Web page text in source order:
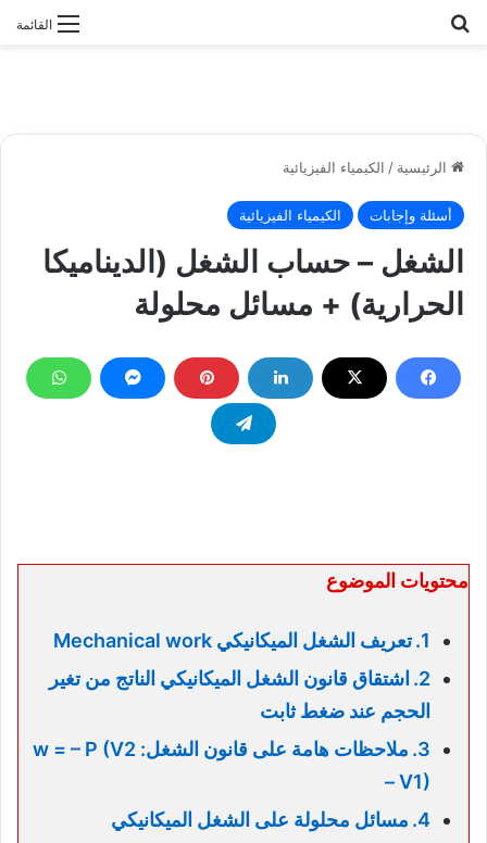
القائمة
الرئيسية / الكيمياء الفيزيائية
أسئلة وإجابات الكيمياء الفيزيائية
الشغل – حساب الشغل (الديناميكا
الحرارية) + مسائل محلولة
محتويات الموضوع
تعريف الشغل الميكانيكي Mechanical work
اشتقاق قانون الشغل الميكانيكي الناتج من تغير
الحجم عند ضغط ثابت
ملاحظات هامة على قانون الشغل: w = – P (V2
– V1)
مسائل محلولة على الشغل الميكانيكي